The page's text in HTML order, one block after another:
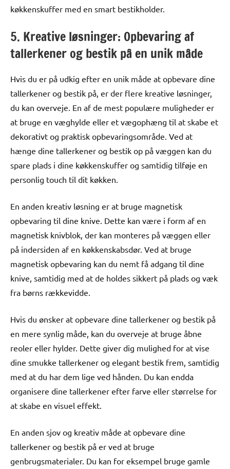
køkkenskuffer med en smart bestikholder.
5. Kreative løsninger: Opbevaring af
tallerkener og bestik på en unik måde
Hvis du er på udkig efter en unik måde at opbevare dine
tallerkener og bestik på, er der flere kreative løsninger,
du kan overveje. En af de mest populære muligheder er
at bruge en væghylde eller et vægophæng til at skabe et
dekorativt og praktisk opbevaringsområde. Ved at
hænge dine tallerkener og bestik op på væggen kan du
spare plads i dine køkkenskuffer og samtidig tilføje en
personlig touch til dit køkken.
En anden kreativ løsning er at bruge magnetisk
opbevaring til dine knive. Dette kan være i form af en
magnetisk knivblok, der kan monteres på væggen eller
på indersiden af en køkkenskabsdør. Ved at bruge
magnetisk opbevaring kan du nemt få adgang til dine
knive, samtidig med at de holdes sikkert på plads og væk
fra børns rækkevidde.
Hvis du ønsker at opbevare dine tallerkener og bestik på
en mere synlig måde, kan du overveje at bruge åbne
reoler eller hylder. Dette giver dig mulighed for at vise
dine smukke tallerkener og elegant bestik frem, samtidig
med at du har dem lige ved hånden. Du kan endda
organisere dine tallerkener efter farve eller størrelse for
at skabe en visuel effekt.
En anden sjov og kreativ måde at opbevare dine
tallerkener og bestik på er ved at bruge
genbrugsmaterialer. Du kan for eksempel bruge gamle